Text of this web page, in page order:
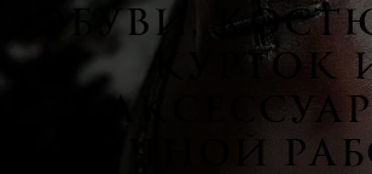
ОБУВИ,
КУРТОК
РУЧНОЙ